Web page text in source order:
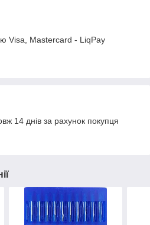
Visa, Mastercard - LiqPay
14 днів за рахунок покупця